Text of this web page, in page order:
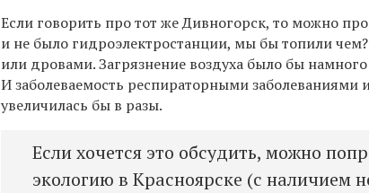
Если говорить про тот же Дивногорск, то можно
и не было гидроэлектростанции, мы бы топили
или дровами. Загрязнение воздуха было бы
И заболеваемость респираторными заболеваниями
увеличилась бы в разы.
Если хочется это обсудить, можно
экологию в Красноярске (с наличием